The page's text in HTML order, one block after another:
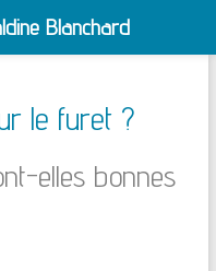
le furet ?
elles bonnes
Blanchard